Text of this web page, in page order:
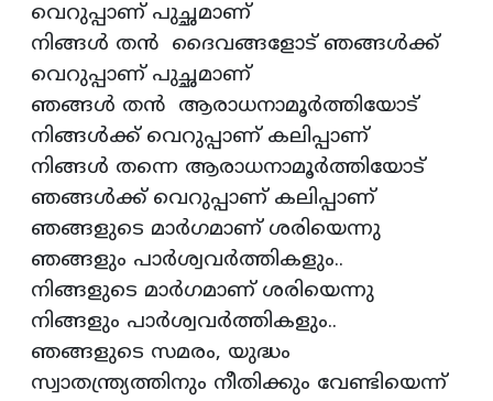
വെറുപ്പാണ് പുച്ഛമാണ്
നിങ്ങൾ തൻ ദൈവങ്ങളോട് ഞങ്ങൾക്ക്
വെറുപ്പാണ് പുച്ഛമാണ്
ഞങ്ങൾ തൻ ആരാധനാമൂർത്തിയോട്
നിങ്ങൾക്ക് വെറുപ്പാണ് കലിപ്പാണ്
നിങ്ങൾ തന്നെ ആരാധനാമൂർത്തിയോട്
ഞങ്ങൾക്ക് വെറുപ്പാണ് കലിപ്പാണ്
ഞങ്ങളുടെ മാർഗമാണ് ശരിയെന്നു
ഞങ്ങളും പാർശ്വവർത്തികളും..
നിങ്ങളുടെ മാർഗമാണ് ശരിയെന്നു
നിങ്ങളും പാർശ്വവർത്തികളും..
ഞങ്ങളുടെ സമരം, യുദ്ധം
സ്വാതന്ത്ര്യത്തിനും നീതിക്കും വേണ്ടിയെന്ന്